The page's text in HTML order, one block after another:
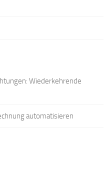
Wiederkehrende
automatisieren